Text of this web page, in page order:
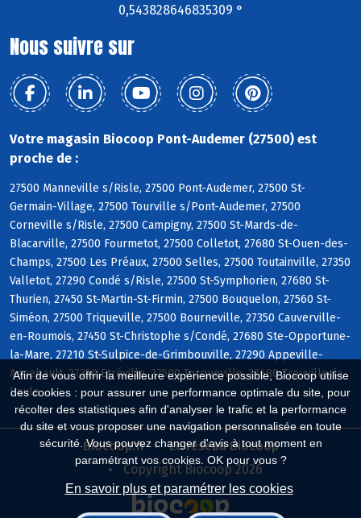
Afin de vous offrir la meilleure expérience possible, Biocoop utilise
des cookies : pour assurer une performance optimale du site, pour
récolter des statistiques afin d'analyser le trafic et la performance
du site et vous proposer une navigation personnalisée en toute
sécurité. Vous pouvez changer d'avis à tout moment en
paramétrant vos cookies. OK pour vous ?
En savoir plus et paramétrer les cookies
0,543828646835309 °
Nous suivre sur
Votre magasin Biocoop Pont-Audemer (27500) est
proche de :
27500 Manneville s/Risle, 27500 Pont-Audemer, 27500 St-
Germain-Village, 27500 Tourville s/Pont-Audemer, 27500
Corneville s/Risle, 27500 Campigny, 27500 St-Mards-de-
Blacarville, 27500 Fourmetot, 27500 Colletot, 27680 St-Ouen-des-
Champs, 27500 Les Préaux, 27500 Selles, 27500 Toutainville, 27350
Valletot, 27290 Condé s/Risle, 27500 St-Symphorien, 27680 St-
Thurien, 27450 St-Martin-St-Firmin, 27500 Bouquelon, 27560 St-
Siméon, 27500 Triqueville, 27500 Bourneville, 27350 Cauverville-
en-Roumois, 27450 St-Christophe s/Condé, 27680 Ste-Opportune-
la-Mare, 27210 St-Sulpice-de-Grimbouville, 27290 Appeville-
Annebault, 27350 Etréville, 27500 Tocqueville, 27680 Trouville-la-
Haule
Biocoop.fr
Le réseau Biocoop
Copyright Biocoop 2026